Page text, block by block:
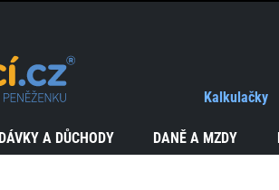
DÁVKY A DŮCHODY DANĚ A MZDY
Kalkulačky